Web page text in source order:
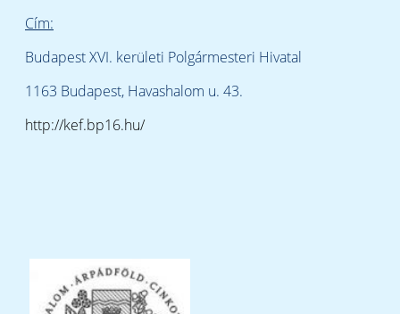
Cím:
Budapest XVI. kerületi Polgármesteri Hivatal
1163 Budapest, Havashalom u. 43.
http://kef.bp16.hu/